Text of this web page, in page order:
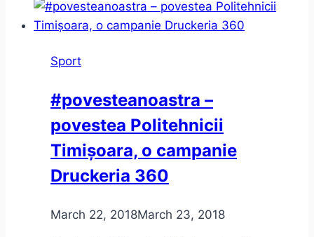
Sport
#povesteanoastra –
povestea Politehnicii
Timișoara, o campanie
Druckeria 360
March 22, 2018March 23, 2018